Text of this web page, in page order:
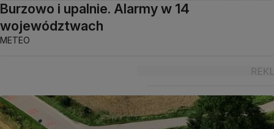
Burzowo i upalnie. Alarmy w 14
województwach
METEO